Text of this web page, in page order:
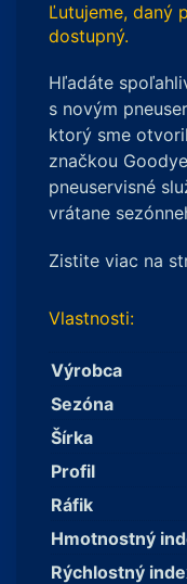
Ľutujeme, daný
dostupný.
Hľadáte
s novým
ktorý sme
značkou
pneuservisné
vrátane
Zistite viac na
Vlastnosti:
Výrobca
Sezóna
Šírka
Profil
Ráfik
Hmotnostný
Rýchlostný